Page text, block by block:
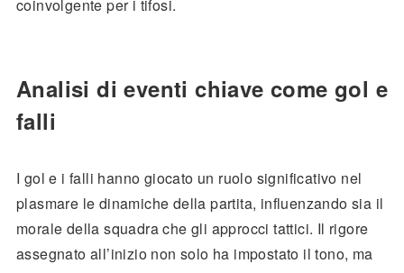
coinvolgente per i tifosi.
Analisi di eventi chiave come gol e
falli
I gol e i falli hanno giocato un ruolo significativo nel
plasmare le dinamiche della partita, influenzando sia il
morale della squadra che gli approcci tattici. Il rigore
assegnato all’inizio non solo ha impostato il tono, ma